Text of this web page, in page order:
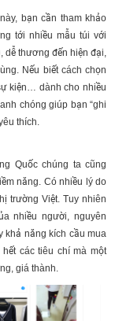
bạn cần tham khảo
tới nhiều mẫu túi với
dễ thương đến hiện đại,
Nếu biết cách chọn
kiện… dành cho nhiều
chóng giúp bạn “ghi
thích.
Quốcchúng ta cũng
năng. Có nhiều lý do
trường Việt. Tuy nhiên
nhiều người, nguyên
khả năng kích cầu mua
các tiêu chí mà một
giá thành.